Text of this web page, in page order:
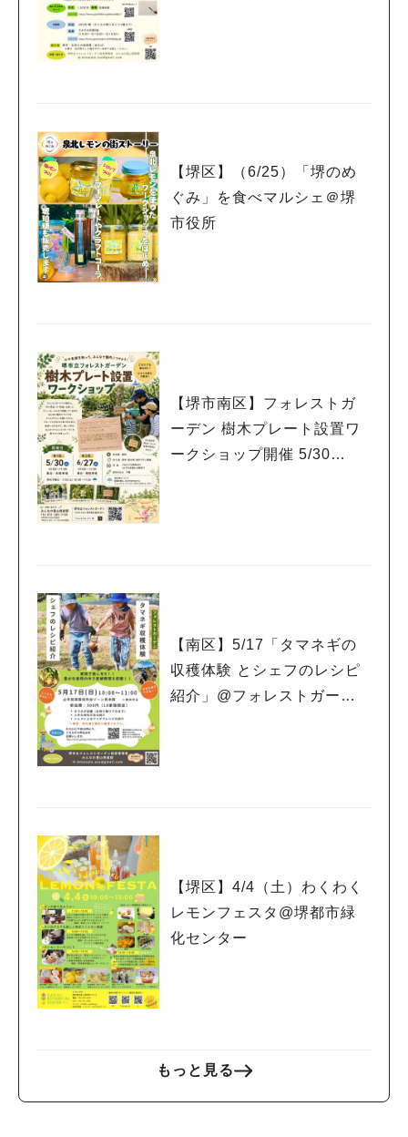
【堺区】（6/25）「堺のめ
ぐみ」を食べマルシェ＠堺
市役所
【堺市南区】フォレストガ
ーデン 樹木プレート設置ワ
ークショップ開催 5/30
【南区】5/17「タマネギの
収穫体験 とシェフのレシピ
紹介」@フォレストガーデ
【堺区】4/4（土）わくわく
レモンフェスタ@堺都市緑
化センター
もっと見る